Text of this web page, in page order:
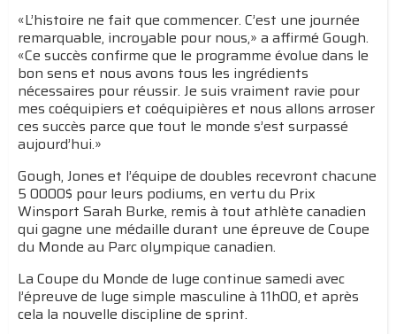
«L’histoire ne fait que commencer. C’est une journée
remarquable, incroyable pour nous,» a affirmé Gough.
«Ce succès confirme que le programme évolue dans le
bon sens et nous avons tous les ingrédients
nécessaires pour réussir. Je suis vraiment ravie pour
mes coéquipiers et coéquipières et nous allons arroser
ces succès parce que tout le monde s’est surpassé
aujourd’hui.»
Gough, Jones et l’équipe de doubles recevront chacune
5 0000$ pour leurs podiums, en vertu du Prix
Winsport Sarah Burke, remis à tout athlète canadien
qui gagne une médaille durant une épreuve de Coupe
du Monde au Parc olympique canadien.
La Coupe du Monde de luge continue samedi avec
l’épreuve de luge simple masculine à 11h00, et après
cela la nouvelle discipline de sprint.